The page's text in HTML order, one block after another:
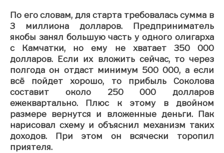
По его словам, для старта требовалась сумма в
3 миллиона долларов. Предприниматель
якобы занял большую часть у одного олигарха
с Камчатки, но ему не хватает 350 000
долларов. Если их вложить сейчас, то через
полгода он отдаст минимум 500 000, а если
всё пойдет хорошо, то прибыль Соколова
составит около 250 000 долларов
ежеквартально. Плюс к этому в двойном
размере вернутся и вложенные деньги. Пак
нарисовал схему и объяснил механизм таких
доходов. При этом он всячески торопил
приятеля.